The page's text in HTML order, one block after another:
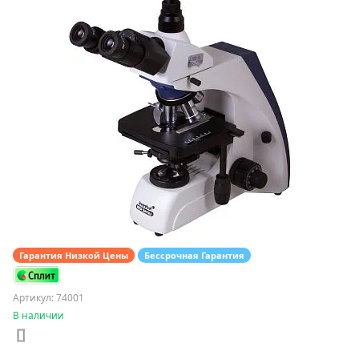
Гарантия Низкой Цены Бессрочная Гарантия
Артикул: 74001
В наличии